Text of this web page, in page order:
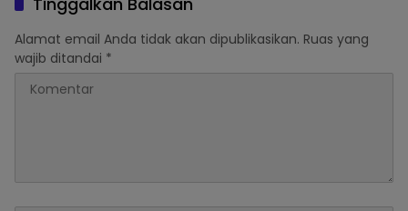
Alamat email Anda tidak akan dipublikasikan. Ruas yang
wajib ditandai *